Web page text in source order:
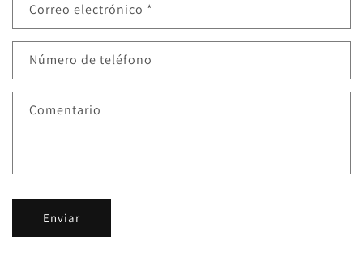
Correo electrónico *
Número de teléfono
Comentario
Enviar